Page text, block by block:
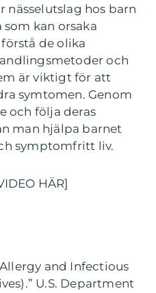
nässelutslag hos barn
kan orsaka
de olika
och
är viktigt för att
symtomen. Genom
och följa deras
man hjälpa barnet
symptomfritt liv.
HÄR]
and Infectious
U.S. Department